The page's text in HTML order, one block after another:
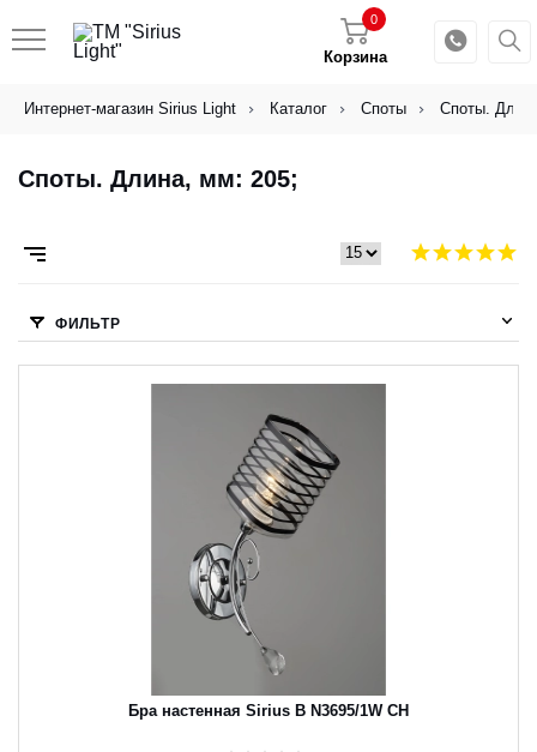
Корзина
0
Интернет-магазин Sirius Light Каталог Споты Споты.
Споты. Длина, мм: 205;
ФИЛЬТР
Бра настенная Sirius B N3695/1W CH